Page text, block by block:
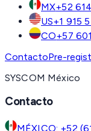
MX+52
US+1 915
CO+57
ContactoPre-
SYSCOM México
Contacto
MÉXICO: +52